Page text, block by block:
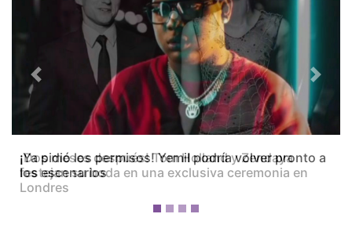
¡Dos meses después! Tom Holland y Zendaya
festejan su boda en una exclusiva ceremonia en
Londres
Previous Next